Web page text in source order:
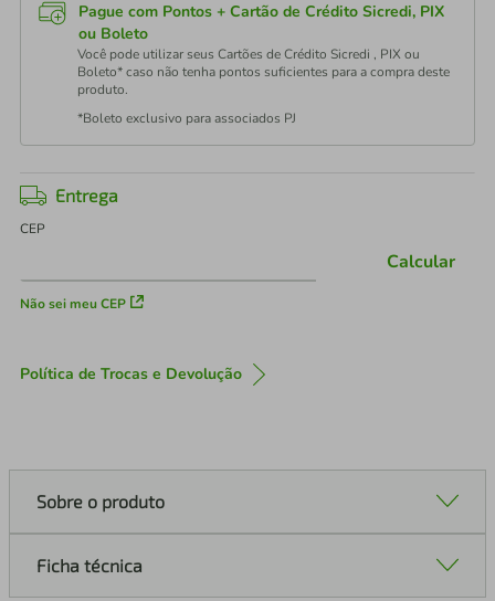
Pague com Pontos + Cartão de Crédito Sicredi, PIX
ou Boleto
Você pode utilizar seus Cartões de Crédito Sicredi , PIX ou
Boleto* caso não tenha pontos suficientes para a compra deste
produto.
*Boleto exclusivo para associados PJ
Entrega
CEP
Não sei meu CEP
Calcular
Política de Trocas e Devolução
Sobre o produto
Ficha técnica